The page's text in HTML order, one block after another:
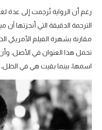
رغم أن الرواية تُرجمت إلى عدة
الترجمة الدقيقة التي أنجزتها آن
مقارنة بشهرة الفيلم الأمريكي
اسمها، بينما بقيت هي في